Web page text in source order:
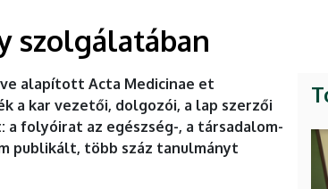
szolgálatában
alapított Acta Medicinae et
a kar vezetői, dolgozói, a lap szerzői
folyóirat az egészség-, a társadalom-
publikált, több száz tanulmányt